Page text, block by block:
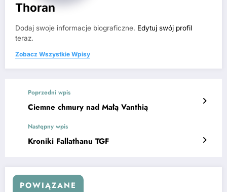
Thoran
Dodaj swoje informacje biograficzne. Edytuj swój profil
teraz.
Zobacz Wszystkie Wpisy
Poprzedni wpis
Ciemne chmury nad Małą Vanthią
Następny wpis
Kroniki Fallathanu TGF
POWIĄZANE